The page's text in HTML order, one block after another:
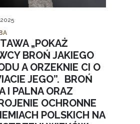
„POKAŻ
BROŃ JAKIEGO
A ORZEKNIE CI O
JEGO”. BROŃ
I PALNA ORAZ
OCHRONNE
POLSKICH NA